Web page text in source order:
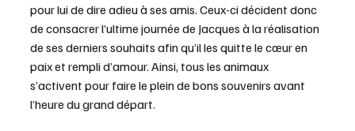
pour lui de dire adieu à ses amis. Ceux-ci décident donc
de consacrer l’ultime journée de Jacques à la réalisation
de ses derniers souhaits afin qu’il les quitte le cœur en
paix et rempli d’amour. Ainsi, tous les animaux
s’activent pour faire le plein de bons souvenirs avant
l’heure du grand départ.